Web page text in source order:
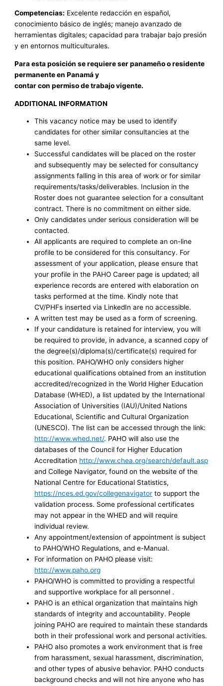
Competencias: Excelente redacción en español,
conocimiento básico de inglés; manejo avanzado de
herramientas digitales; capacidad para trabajar bajo presión
y en entornos multiculturales.
Para esta posición se requiere ser panameño o residente
permanente en Panamá y
contar con permiso de trabajo vigente.
ADDITIONAL INFORMATION
This vacancy notice may be used to identify
candidates for other similar consultancies at the
same level.
Successful candidates will be placed on the roster
and subsequently may be selected for consultancy
assignments falling in this area of work or for similar
requirements/tasks/deliverables. Inclusion in the
Roster does not guarantee selection for a consultant
contract. There is no commitment on either side.
Only candidates under serious consideration will be
contacted.
All applicants are required to complete an on-line
profile to be considered for this consultancy. For
assessment of your application, please ensure that
your profile in the PAHO Career page is updated; all
experience records are entered with elaboration on
tasks performed at the time. Kindly note that
CV/PHFs inserted via LinkedIn are no accessible.
A written test may be used as a form of screening.
If your candidature is retained for interview, you will
be required to provide, in advance, a scanned copy of
the degree(s)/diploma(s)/certificate(s) required for
this position. PAHO/WHO only considers higher
educational qualifications obtained from an institution
accredited/recognized in the World Higher Education
Database (WHED), a list updated by the International
Association of Universities (IAU)/United Nations
Educational, Scientific and Cultural Organization
(UNESCO). The list can be accessed through the link:
http://www.whed.net/. PAHO will also use the
databases of the Council for Higher Education
Accreditation http://www.chea.org/search/default.asp
and College Navigator, found on the website of the
National Centre for Educational Statistics,
https://nces.ed.gov/collegenavigator to support the
validation process. Some professional certificates
may not appear in the WHED and will require
individual review.
Any appointment/extension of appointment is subject
to PAHO/WHO Regulations, and e-Manual.
For information on PAHO please visit:
http://www.paho.org
PAHO/WHO is committed to providing a respectful
and supportive workplace for all personnel .
PAHO is an ethical organization that maintains high
standards of integrity and accountability. People
joining PAHO are required to maintain these standards
both in their professional work and personal activities.
PAHO also promotes a work environment that is free
from harassment, sexual harassment, discrimination,
and other types of abusive behavior. PAHO conducts
background checks and will not hire anyone who has